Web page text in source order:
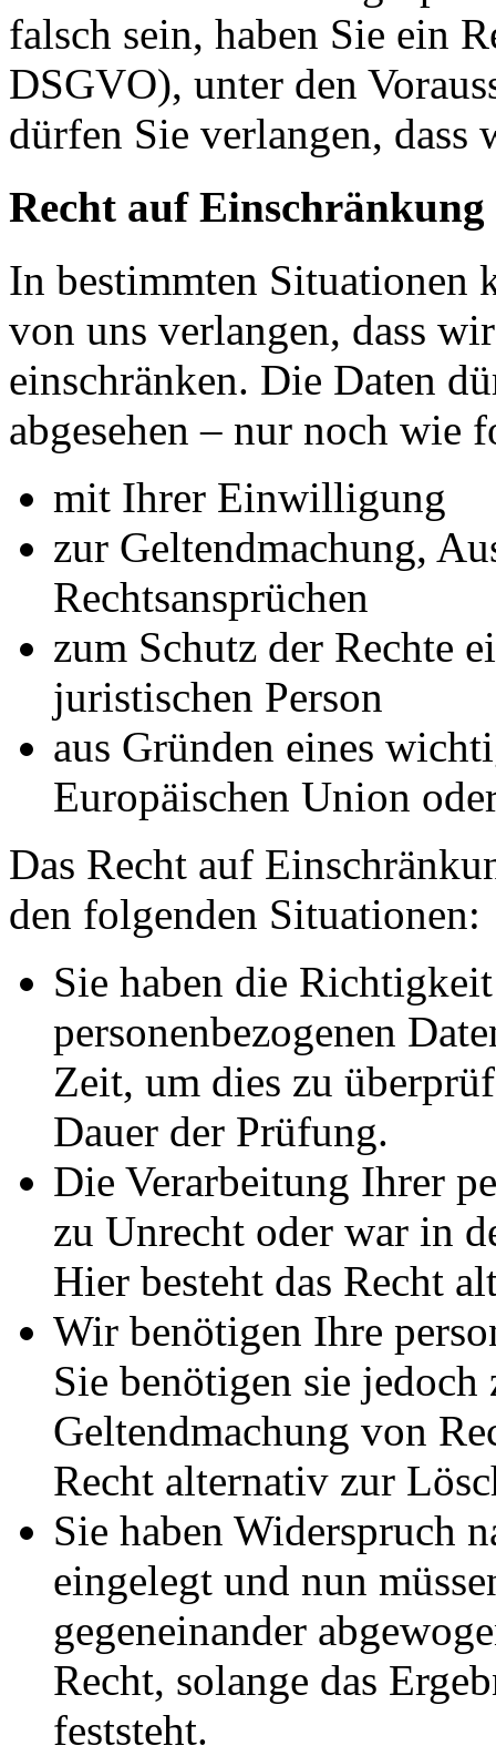
falsch sein, haben Sie ein
DSGVO), unter den
dürfen Sie verlangen, dass
Recht auf
In bestimmten Situationen
von uns verlangen, dass
einschränken. Die Daten
abgesehen – nur noch wie
mit Ihrer Einwilligung
zur Geltendmachung,
Rechtsansprüchen
zum Schutz der Rechte
juristischen Person
aus Gründen eines
Europäischen Union
Das Recht auf
den folgenden Situationen:
Sie haben die
personenbezogenen
Zeit, um dies zu
Dauer der Prüfung.
Die Verarbeitung Ihrer
zu Unrecht oder war in
Hier besteht das Recht
Wir benötigen Ihre
Sie benötigen sie
Geltendmachung von
Recht alternativ zur
Sie haben Widerspruch
eingelegt und nun
gegeneinander
Recht, solange das
feststeht.